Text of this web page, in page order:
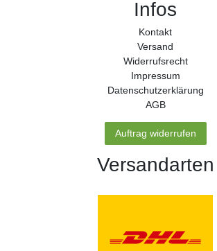
Infos
Kontakt
Versand
Widerrufs­recht
Impressum
Daten­schutz­erklärung
AGB
Auftrag widerrufen
Versandarten